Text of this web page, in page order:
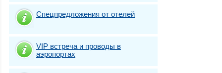
Спецпредложения от отелей
VIP встреча и проводы в
аэропортах